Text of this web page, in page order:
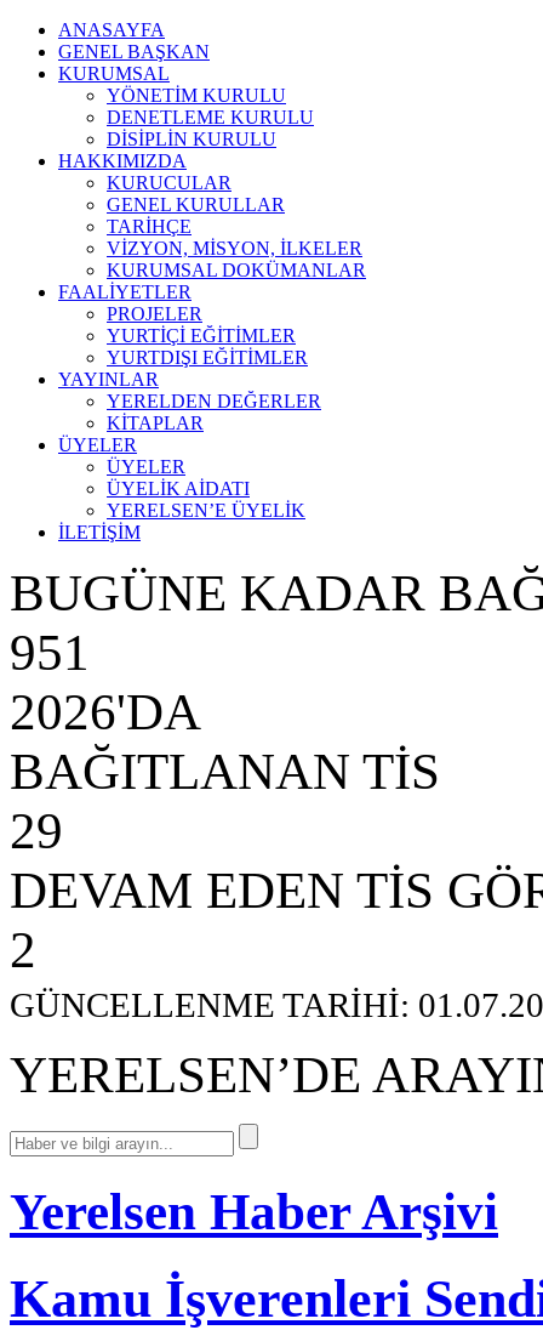
ANASAYFA
GENEL BAŞKAN
KURUMSAL
YÖNETİM KURULU
DENETLEME KURULU
DİSİPLİN KURULU
HAKKIMIZDA
KURUCULAR
GENEL KURULLAR
TARİHÇE
VİZYON, MİSYON, İLKELER
KURUMSAL DOKÜMANLAR
FAALİYETLER
PROJELER
YURTİÇİ EĞİTİMLER
YURTDIŞI EĞİTİMLER
YAYINLAR
YERELDEN DEĞERLER
KİTAPLAR
ÜYELER
ÜYELER
ÜYELİK AİDATI
YERELSEN’E ÜYELİK
İLETİŞİM
BUGÜNE KADAR
951
2026'DA
BAĞITLANAN TİS
29
DEVAM EDEN TİS
2
GÜNCELLENME TARİHİ:
YERELSEN’DE
Yerelsen Haber Arşivi
Kamu İşverenleri